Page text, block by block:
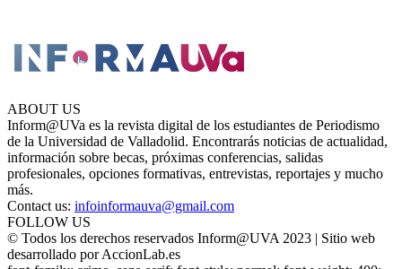
ABOUT US
Inform@UVa es la revista digital de los estudiantes de Periodismo
de la Universidad de Valladolid. Encontrarás noticias de actualidad,
información sobre becas, próximas conferencias, salidas
profesionales, opciones formativas, entrevistas, reportajes y mucho
más.
Contact us: infoinformauva@gmail.com
FOLLOW US
© Todos los derechos reservados Inform@UVA 2023 | Sitio web
desarrollado por AccionLab.es